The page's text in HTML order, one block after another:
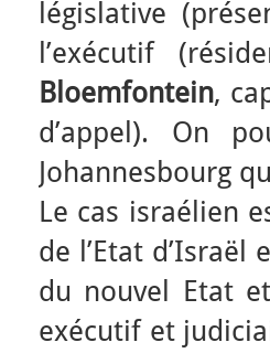
législative
l’exécutif
Bloemfontein,
d’appel). On
Johannesbourg
Le cas israélien
de l’Etat d’Israël
du nouvel Etat
exécutif et